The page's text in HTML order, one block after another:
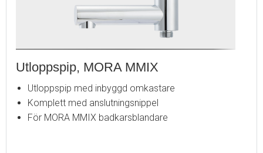
Utloppspip, MORA MMIX
Utloppspip med inbyggd omkastare
Komplett med anslutningsnippel
För MORA MMIX badkarsblandare